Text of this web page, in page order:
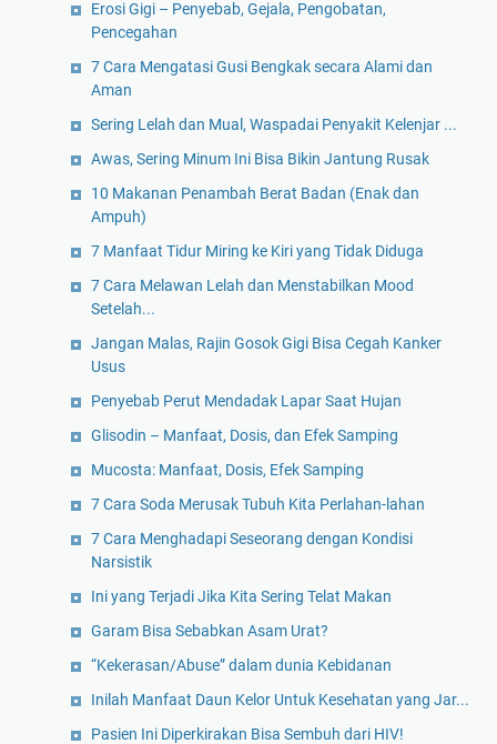
Erosi Gigi – Penyebab, Gejala, Pengobatan,
Pencegahan
7 Cara Mengatasi Gusi Bengkak secara Alami dan
Aman
Sering Lelah dan Mual, Waspadai Penyakit Kelenjar ...
Awas, Sering Minum Ini Bisa Bikin Jantung Rusak
10 Makanan Penambah Berat Badan (Enak dan
Ampuh)
7 Manfaat Tidur Miring ke Kiri yang Tidak Diduga
7 Cara Melawan Lelah dan Menstabilkan Mood
Setelah...
Jangan Malas, Rajin Gosok Gigi Bisa Cegah Kanker
Usus
Penyebab Perut Mendadak Lapar Saat Hujan
Glisodin – Manfaat, Dosis, dan Efek Samping
Mucosta: Manfaat, Dosis, Efek Samping
7 Cara Soda Merusak Tubuh Kita Perlahan-lahan
7 Cara Menghadapi Seseorang dengan Kondisi
Narsistik
Ini yang Terjadi Jika Kita Sering Telat Makan
Garam Bisa Sebabkan Asam Urat?
“Kekerasan/Abuse” dalam dunia Kebidanan
Inilah Manfaat Daun Kelor Untuk Kesehatan yang Jar...
Pasien Ini Diperkirakan Bisa Sembuh dari HIV!